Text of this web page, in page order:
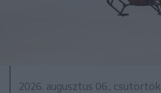
2026. augusztus 06., csütörtök